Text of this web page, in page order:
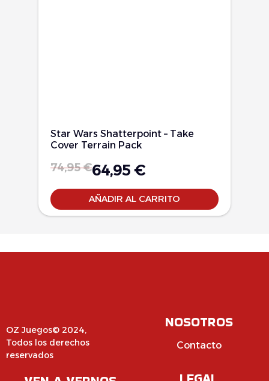
Star Wars Shatterpoint – Take
Cover Terrain Pack
74,95€64,95 €
AÑADIR AL CARRITO
OZ Juegos© 2024,
Todos los derechos
reservados
NOSOTROS
Contacto